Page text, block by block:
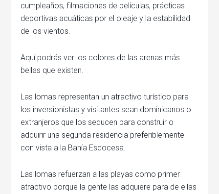
cumpleaños, filmaciones de películas, prácticas
deportivas acuáticas por el oleaje y la estabilidad
de los vientos.
Aquí podrás ver los colores de las arenas más
bellas que existen.
Las lomas representan un atractivo turístico para
los inversionistas y visitantes sean dominicanos o
extranjeros que los seducen para construir o
adquirir una segunda residencia preferiblemente
con vista a la Bahía Escocesa.
Las lomas refuerzan a las playas como primer
atractivo porque la gente las adquiere para de ellas